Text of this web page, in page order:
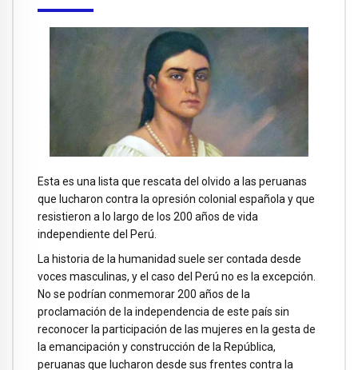
Esta es una lista que rescata del olvido a las peruanas
que lucharon contra la opresión colonial española y que
resistieron a lo largo de los 200 años de vida
independiente del Perú.
La historia de la humanidad suele ser contada desde
voces masculinas, y el caso del Perú no es la excepción.
No se podrían conmemorar 200 años de la
proclamación de la independencia de este país sin
reconocer la participación de las mujeres en la gesta de
la emancipación y construcción de la República,
peruanas que lucharon desde sus frentes contra la